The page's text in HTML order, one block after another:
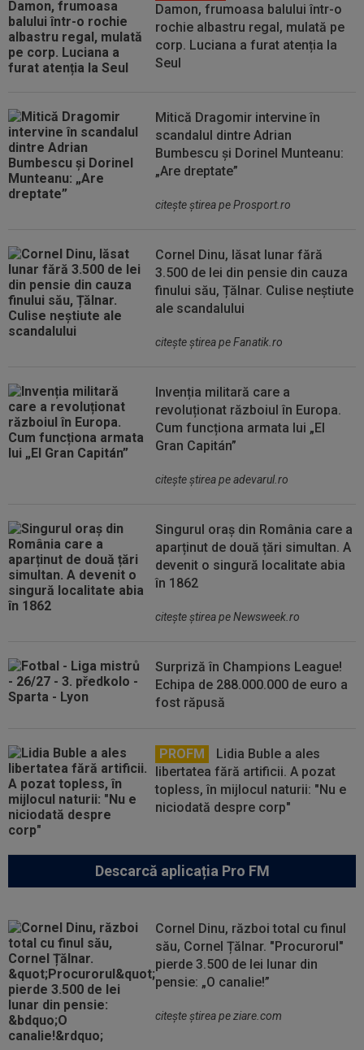
Damon, frumoasa balului într-o
rochie albastru regal, mulată pe
corp. Luciana a furat atenția la
Seul
Mitică Dragomir intervine în
scandalul dintre Adrian
Bumbescu și Dorinel Munteanu:
„Are dreptate”
citeşte ştirea pe Prosport.ro
Cornel Dinu, lăsat lunar fără
3.500 de lei din pensie din cauza
finului său, Țălnar. Culise neștiute
ale scandalului
citeşte ştirea pe Fanatik.ro
Invenția militară care a
revoluționat războiul în Europa.
Cum funcționa armata lui „El
Gran Capitán”
citeşte ştirea pe adevarul.ro
Singurul oraș din România care a
aparținut de două țări simultan. A
devenit o singură localitate abia
în 1862
citeşte ştirea pe Newsweek.ro
Surpriză în Champions League!
Echipa de 288.000.000 de euro a
fost răpusă
PROFM
Lidia Buble a ales
libertatea fără artificii. A pozat
topless, în mijlocul naturii: "Nu e
niciodată despre corp"
Descarcă aplicația Pro FM
Cornel Dinu, război total cu finul
său, Cornel Țălnar. "Procurorul"
pierde 3.500 de lei lunar din
pensie: „O canalie!”
citeşte ştirea pe ziare.com